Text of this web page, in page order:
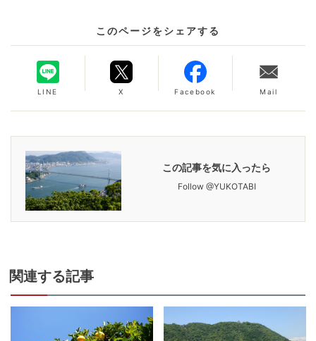
このページをシェアする
LINE X Facebook Mail
この記事を気に入ったら
Follow @YUKOTABI
関連する記事